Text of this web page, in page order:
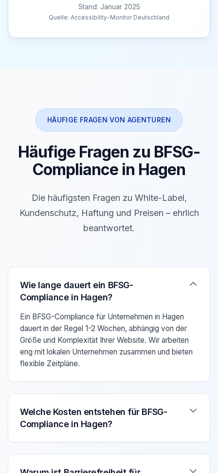
Stand: Januar 2025
Quelle: Accessibility-Monitor Deutschland
HÄUFIGE FRAGEN VON AGENTUREN
Häufige Fragen zu BFSG-
Compliance in Hagen
Die häufigsten Fragen zu White-Label,
Kundenschutz, Haftung und Preisen – ehrlich
beantwortet.
Verwenden Sie die Pfeiltasten Auf/Ab um zwischen
Wie lange dauert ein BFSG-
Compliance in Hagen?
Ein BFSG-Compliance für Unternehmen in Hagen
dauert in der Regel 1-2 Wochen, abhängig von der
Größe und Komplexität Ihrer Website. Wir arbeiten
eng mit lokalen Unternehmen zusammen und bieten
flexible Zeitpläne.
Welche Kosten entstehen für BFSG-
Compliance in Hagen?